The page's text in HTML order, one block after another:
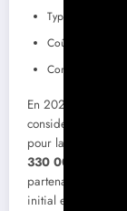
Type de
Coûts
Configuration de
En 2024, le coût
considérablement.
pour la
330 000€ HT
partenariat avec
initial est un atout